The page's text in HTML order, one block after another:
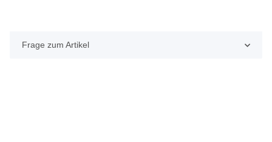
Frage zum Artikel